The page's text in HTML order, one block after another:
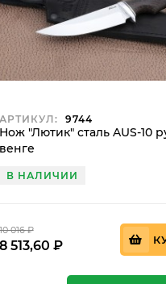
АРТИКУЛ: 9744
Нож "Лютик" сталь AUS-10
венге
В НАЛИЧИИ
016₽
8 513,60 ₽